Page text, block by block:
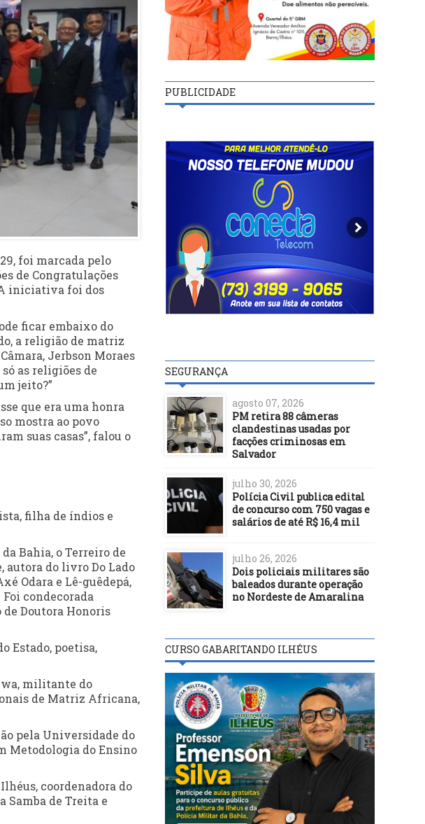
foi marcada pelo
de Congratulações
iniciativa foi dos
ficar embaixo do
a religião de matriz
Jerbson Moraes
as religiões de
jeito?”
que era uma honra
mostra ao povo
suas casas”, falou o
filha de índios e
Bahia, o Terreiro de
autora do livro Do Lado
Odara e Lê-guêdepá,
condecorada
de Doutora Honoris
Estado, poetisa,
militante do
de Matriz Africana,
pela Universidade do
Metodologia do Ensino
coordenadora do
Samba de Treita e
PUBLICIDADE
SEGURANÇA
agosto 07, 2026
PM retira 88 câmeras
clandestinas usadas por
facções criminosas em
Salvador
julho 30, 2026
Polícia Civil publica edital
de concurso com 750 vagas e
salários de até R$ 16,4 mil
julho 26, 2026
Dois policiais militares são
baleados durante operação
no Nordeste de Amaralina
CURSO GABARITANDO ILHÉUS